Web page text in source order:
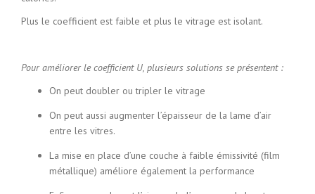
Plus le coefficient est faible et plus le vitrage est isolant.
Pour améliorer le coefficient U, plusieurs solutions se présentent :
On peut doubler ou tripler le vitrage
On peut aussi augmenter l’épaisseur de la lame d’air
entre les vitres.
La mise en place d’une couche à faible émissivité (film
métallique) améliore également la performance